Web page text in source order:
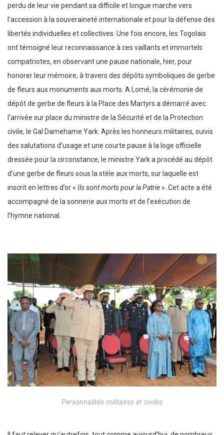
perdu de leur vie pendant sa difficile et longue marche vers
l’accession à la souveraineté internationale et pour la défense des
libertés individuelles et collectives. Une fois encore, les Togolais
ont témoigné leur reconnaissance à ces vaillants et immortels
compatriotes, en observant une pause nationale, hier, pour
honorer leur mémoire, à travers des dépôts symboliques de gerbe
de fleurs aux monuments aux morts. A Lomé, la cérémonie de
dépôt de gerbe de fleurs à la Place des Martyrs a démarré avec
l’arrivée sur place du ministre de la Sécurité et de la Protection
civile, le Gal Damehame Yark. Après les honneurs militaires, suivis
des salutations d’usage et une courte pause à la loge officielle
dressée pour la circonstance, le ministre Yark a procédé au dépôt
d’une gerbe de fleurs sous la stèle aux morts, sur laquelle est
inscrit en lettres d’or « Ils sont morts pour la Patrie ». Cet acte a été
accompagné de la sonnerie aux morts et de l’exécution de
l’hymne national.
Personnalités militaires et civiles